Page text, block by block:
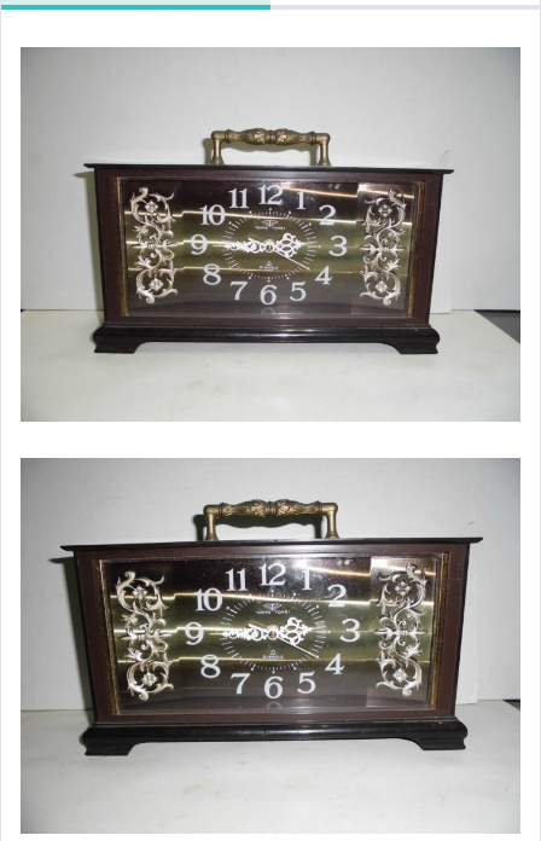
女裝與服飾配件
手錶與飾品配件
女包精品與女鞋
家電與影音視聽